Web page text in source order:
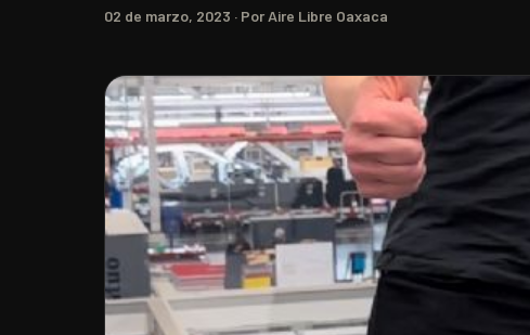
02 de marzo, 2023 · Por Aire Libre Oaxaca